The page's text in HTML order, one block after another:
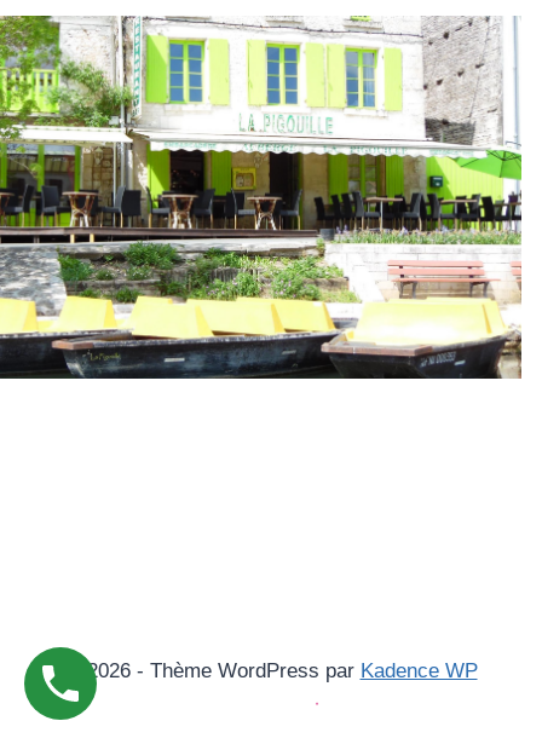
© 2026 - Thème WordPress par Kadence WP